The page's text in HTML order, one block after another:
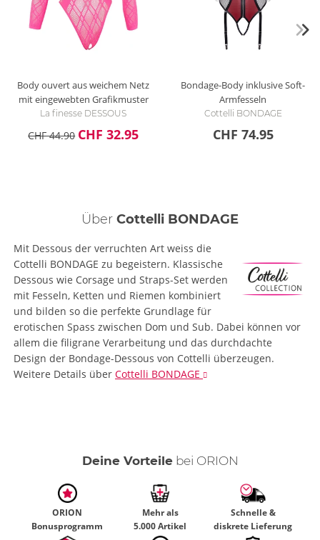
Body ouvert aus weichem Netz
mit eingewebten Grafikmuster
La finesse DESSOUS
CHF 44.90 CHF 32.95
Bondage-Body inklusive Soft-
Armfesseln
Cottelli BONDAGE
CHF 74.95
Über Cottelli BONDAGE
Mit Dessous der verruchten Art weiss die
Cottelli BONDAGE zu begeistern. Klassische
Dessous wie Corsage und Straps-Set werden
mit Fesseln, Ketten und Riemen kombiniert
und bilden so die perfekte Grundlage für
erotischen Spass zwischen Dom und Sub. Dabei können vor
allem die filigrane Verarbeitung und das durchdachte
Design der Bondage-Dessous von Cottelli überzeugen.
Weitere Details über Cottelli BONDAGE
Deine Vorteilebei ORION
ORION
Bonusprogramm
Mehr als
5.000 Artikel
Schnelle &
diskrete Lieferung